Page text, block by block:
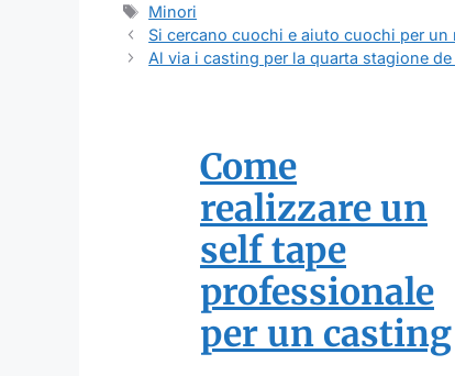
Tag
Minori
Si cercano cuochi e aiuto cuochi per
Al via i casting per la quarta stagione de
Come
realizzare un
self tape
professionale
per un casting